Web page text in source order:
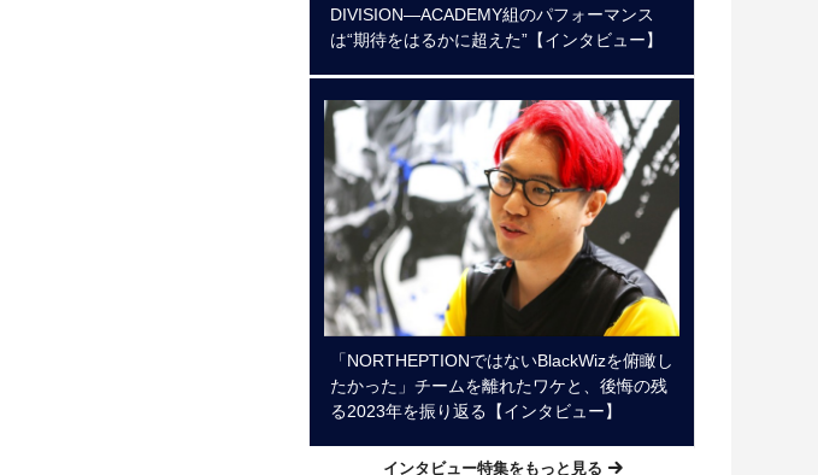
DIVISION―ACADEMY組のパフォーマンス
は“期待をはるかに超えた”【インタビュー】
「NORTHEPTIONではないBlackWizを俯瞰し
たかった」チームを離れたワケと、後悔の残
る2023年を振り返る【インタビュー】
インタビュー特集をもっと見る